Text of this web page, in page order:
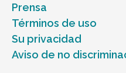
Prensa
Términos de uso
Su privacidad
Aviso de no